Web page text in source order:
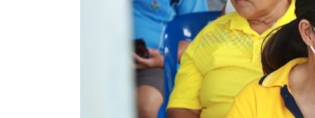
การประเมินความพึงพอใจของการดำเนินงาน อบจ.
ขั้นตอนและวิธีการชำระภาษีฯ
แบบฟอร์มการชำระภาษีฯ